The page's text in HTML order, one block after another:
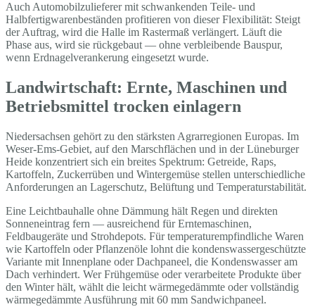
Auch Automobilzulieferer mit schwankenden Teile- und
Halbfertigwarenbeständen profitieren von dieser Flexibilität: Steigt
der Auftrag, wird die Halle im Rastermaß verlängert. Läuft die
Phase aus, wird sie rückgebaut — ohne verbleibende Bauspur,
wenn Erdnagelverankerung eingesetzt wurde.
Landwirtschaft: Ernte, Maschinen und
Betriebsmittel trocken einlagern
Niedersachsen gehört zu den stärksten Agrarregionen Europas. Im
Weser-Ems-Gebiet, auf den Marschflächen und in der Lüneburger
Heide konzentriert sich ein breites Spektrum: Getreide, Raps,
Kartoffeln, Zuckerrüben und Wintergemüse stellen unterschiedliche
Anforderungen an Lagerschutz, Belüftung und Temperaturstabilität.
Eine Leichtbauhalle ohne Dämmung hält Regen und direkten
Sonneneintrag fern — ausreichend für Erntemaschinen,
Feldbaugeräte und Strohdepots. Für temperaturempfindliche Waren
wie Kartoffeln oder Pflanzenöle lohnt die kondenswassergeschützte
Variante mit Innenplane oder Dachpaneel, die Kondenswasser am
Dach verhindert. Wer Frühgemüse oder verarbeitete Produkte über
den Winter hält, wählt die leicht wärmegedämmte oder vollständig
wärmegedämmte Ausführung mit 60 mm Sandwichpaneel.